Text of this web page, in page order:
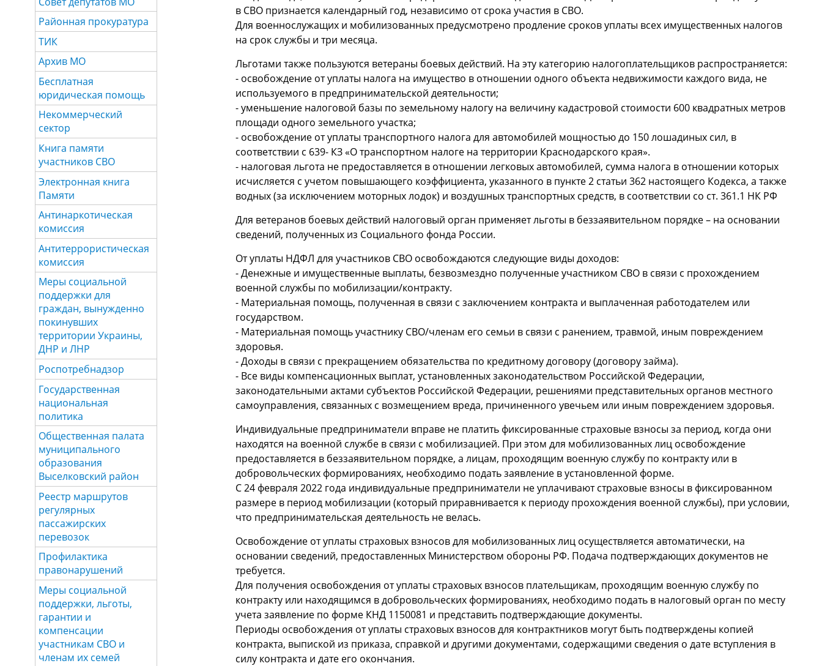
в СВО признается календарный год, независимо от срока участия в СВО.
Для военнослужащих и мобилизованных предусмотрено продление сроков уплаты всех имущественных налогов
на срок службы и три месяца.
Льготами также пользуются ветераны боевых действий. На эту категорию налогоплательщиков распространяется:
- освобождение от уплаты налога на имущество в отношении одного объекта недвижимости каждого вида, не
используемого в предпринимательской деятельности;
- уменьшение налоговой базы по земельному налогу на величину кадастровой стоимости 600 квадратных метров
площади одного земельного участка;
- освобождение от уплаты транспортного налога для автомобилей мощностью до 150 лошадиных сил, в
соответствии с 639- КЗ «О транспортном налоге на территории Краснодарского края».
- налоговая льгота не предоставляется в отношении легковых автомобилей, сумма налога в отношении которых
исчисляется с учетом повышающего коэффициента, указанного в пункте 2 статьи 362 настоящего Кодекса, а также
водных (за исключением моторных лодок) и воздушных транспортных средств, в соответствии со ст. 361.1 НК РФ
Для ветеранов боевых действий налоговый орган применяет льготы в беззаявительном порядке – на основании
сведений, полученных из Социального фонда России.
От уплаты НДФЛ для участников СВО освобождаются следующие виды доходов:
- Денежные и имущественные выплаты, безвозмездно полученные участником СВО в связи с прохождением
военной службы по мобилизации/контракту.
- Материальная помощь, полученная в связи с заключением контракта и выплаченная работодателем или
государством.
- Материальная помощь участнику СВО/членам его семьи в связи с ранением, травмой, иным повреждением
здоровья.
- Доходы в связи с прекращением обязательства по кредитному договору (договору займа).
- Все виды компенсационных выплат, установленных законодательством Российской Федерации,
законодательными актами субъектов Российской Федерации, решениями представительных органов местного
самоуправления, связанных с возмещением вреда, причиненного увечьем или иным повреждением здоровья.
Индивидуальные предприниматели вправе не платить фиксированные страховые взносы за период, когда они
находятся на военной службе в связи с мобилизацией. При этом для мобилизованных лиц освобождение
предоставляется в беззаявительном порядке, а лицам, проходящим военную службу по контракту или в
добровольческих формированиях, необходимо подать заявление в установленной форме.
С 24 февраля 2022 года индивидуальные предприниматели не уплачивают страховые взносы в фиксированном
размере в период мобилизации (который приравнивается к периоду прохождения военной службы), при условии,
что предпринимательская деятельность не велась.
Освобождение от уплаты страховых взносов для мобилизованных лиц осуществляется автоматически, на
основании сведений, предоставленных Министерством обороны РФ. Подача подтверждающих документов не
требуется.
Для получения освобождения от уплаты страховых взносов плательщикам, проходящим военную службу по
контракту или находящимся в добровольческих формированиях, необходимо подать в налоговый орган по месту
учета заявление по форме КНД 1150081 и представить подтверждающие документы.
Периоды освобождения от уплаты страховых взносов для контрактников могут быть подтверждены копией
контракта, выпиской из приказа, справкой и другими документами, содержащими сведения о дате вступления в
силу контракта и дате его окончания.
Районная прокуратура
ТИК
Архив МО
Бесплатная
юридическая помощь
Некоммерческий
сектор
Книга памяти
участников СВО
Электронная книга
Памяти
Антинаркотическая
комиссия
Антитеррористическая
комиссия
Меры социальной
поддержки для
граждан, вынужденно
покинувших
территории Украины,
ДНР и ЛНР
Роспотребнадзор
Государственная
национальная
политика
Общественная палата
муниципального
образования
Выселковский район
Реестр маршрутов
регулярных
пассажирских
перевозок
Профилактика
правонарушений
Меры социальной
поддержки, льготы,
гарантии и
компенсации
участникам СВО и
членам их семей